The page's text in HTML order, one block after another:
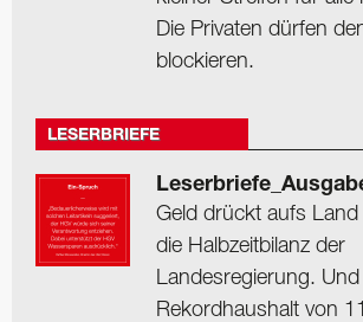
Die Privaten dürfen
blockieren.
LESERBRIEFE
Geld drückt aufs
die Halbzeitbilanz der
Landesregierung. Und
Rekordhaushalt von